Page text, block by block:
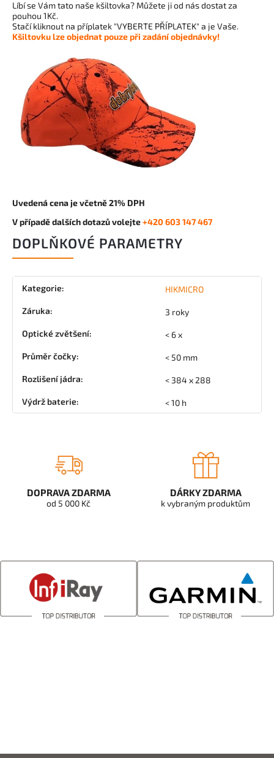
Líbí se Vám tato naše kšiltovka? Můžete ji od nás dostat za
pouhou 1Kč.
Stačí kliknout na příplatek "VYBERTE PŘÍPLATEK" a je Vaše.
Kšiltovku lze objednat pouze při zadání objednávky!
Uvedená cena je včetně 21% DPH
V případě dalších dotazů volejte+420 603 147 467
DOPLŇKOVÉ PARAMETRY
Kategorie: HIKMICRO
Záruka: 3 roky
Optické zvětšení: < 6 x
Průměr čočky: < 50 mm
Rozlišení jádra: < 384 x 288
Výdrž baterie: < 10 h
DOPRAVA ZDARMA
od 5 000 Kč
DÁRKY ZDARMA
k vybraným produktům